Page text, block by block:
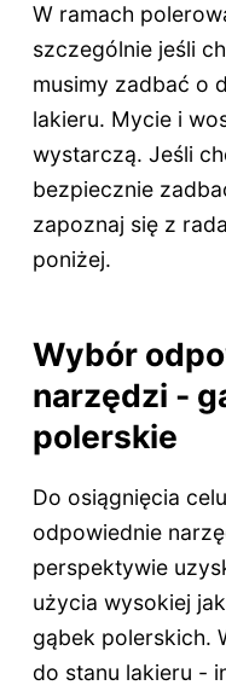
W ramach
szczególnie jeśli
musimy zadbać o
lakieru. Mycie i
wystarczą. Jeśli
bezpiecznie
zapoznaj się z
poniżej.
Wybór
narzędzi -
polerskie
Do osiągnięcia
odpowiednie
perspektywie
użycia wysokiej
gąbek polerskich.
do stanu lakieru -